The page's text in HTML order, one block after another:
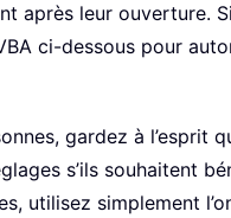
après leur
ci-dessous pour
gardez à
s’ils souhaitent
utilisez simplement